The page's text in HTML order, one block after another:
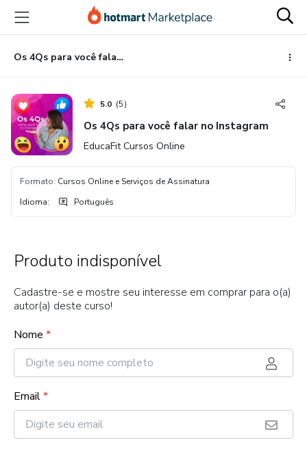
para
conteúdo
principal
para
pagamento
para
rodapé
Os 4Qs para você falar no Instagram
5.0 (5)
Os 4Qs para você falar no Instagram
EducaFit Cursos Online
Formato: Cursos Online e Serviços de Assinatura
Idioma: Português
Produto indisponível
Cadastre-se e mostre seu interesse em comprar para o(a)
autor(a) deste curso!
Nome *
Email*